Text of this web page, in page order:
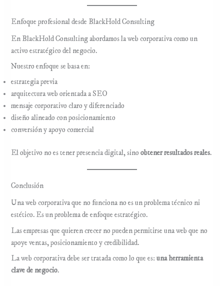
Enfoque profesional desde BlackHold Consulting
En BlackHold Consulting abordamos la web corporativa como un
activo estratégico del negocio.
Nuestro enfoque se basa en:
estrategia previa
arquitectura web orientada a SEO
mensaje corporativo claro y diferenciado
diseño alineado con posicionamiento
conversión y apoyo comercial
El objetivo no es tener presencia digital, sinoobtener resultados reales.
Conclusión
Una web corporativa que no funciona no es un problema técnico ni
estético. Es un problema de enfoque estratégico.
Las empresas que quieren crecer no pueden permitirse una web que no
apoye ventas, posicionamiento y credibilidad.
La web corporativa debe ser tratada como lo que es:una herramienta
clave de negocio.